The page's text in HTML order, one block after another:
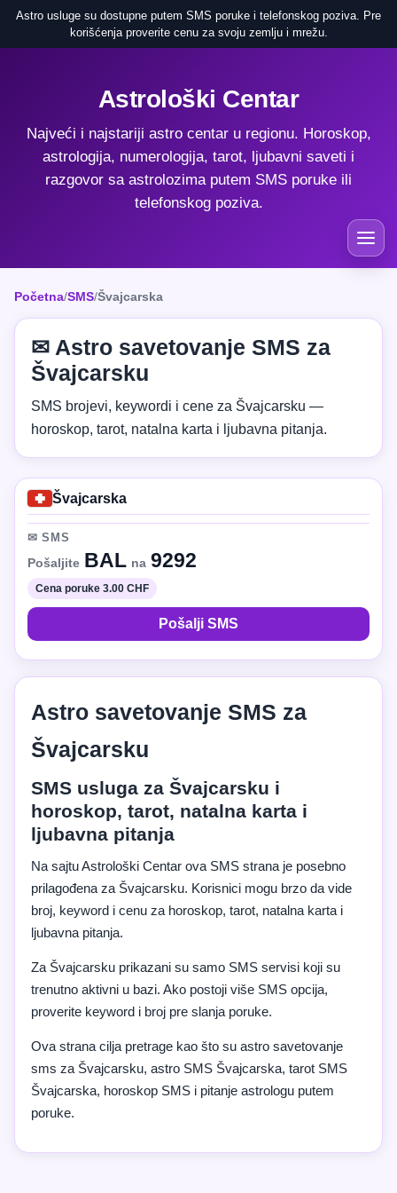
Astro usluge su dostupne putem SMS poruke i telefonskog poziva. Pre
korišćenja proverite cenu za svoju zemlju i mrežu.
Astrološki Centar
Najveći i najstariji astro centar u regionu. Horoskop,
astrologija, numerologija, tarot, ljubavni saveti i
razgovor sa astrolozima putem SMS poruke ili
telefonskog poziva.
Početna/SMS/Švajcarska
✉ Astro savetovanje SMS za
Švajcarsku
SMS brojevi, keywordi i cene za Švajcarsku —
horoskop, tarot, natalna karta i ljubavna pitanja.
Švajcarska
✉ SMS
Pošaljite BAL na 9292
Cena poruke 3.00 CHF
Pošalji SMS
Astro savetovanje SMS za
Švajcarsku
SMS usluga za Švajcarsku i
horoskop, tarot, natalna karta i
ljubavna pitanja
Na sajtu Astrološki Centar ova SMS strana je posebno
prilagođena za Švajcarsku. Korisnici mogu brzo da vide
broj, keyword i cenu za horoskop, tarot, natalna karta i
ljubavna pitanja.
Za Švajcarsku prikazani su samo SMS servisi koji su
trenutno aktivni u bazi. Ako postoji više SMS opcija,
proverite keyword i broj pre slanja poruke.
Ova strana cilja pretrage kao što su astro savetovanje
sms za Švajcarsku, astro SMS Švajcarska, tarot SMS
Švajcarska, horoskop SMS i pitanje astrologu putem
poruke.